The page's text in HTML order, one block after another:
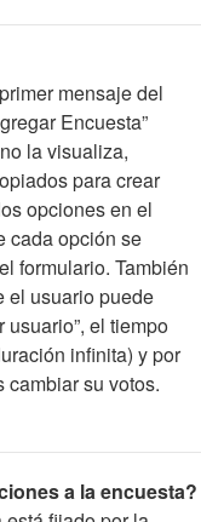
mensaje del
Encuesta”
la visualiza,
para crear
opciones en el
cada opción se
formulario. También
el usuario puede
el tiempo
infinita) y por
cambiar su votos.
a la encuesta?